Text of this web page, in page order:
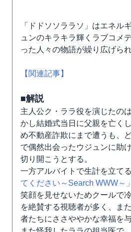
「ドドソソララソ」はエネル
ュンのキラキラ輝くラブコメ
った人々の物語が繰り広げら
【関連記事】
■解説
主人公ク・ララ役を演じたの
かし結婚式当日に父親を亡く
め不動産詐欺にまで遭うも、
で偶然出会ったウジュンに助
切り開こうとする。
一方アルバイトで生計を立て
てください～Search WWW～」
笑顔を見せないためクールで
を絶賛する視聴者が多く、ま
者たちにささややかな幸福を